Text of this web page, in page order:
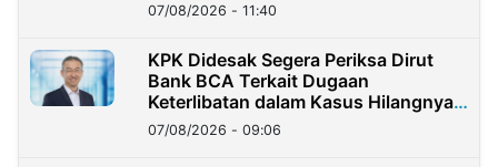
07/08/2026 - 11:40
KPK Didesak Segera Periksa Dirut
Bank BCA Terkait Dugaan
Keterlibatan dalam Kasus Hilangnya
Dana Nasabah Rp2,58 Miliar
07/08/2026 - 09:06